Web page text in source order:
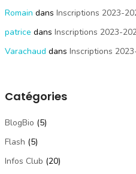
Romain dans Inscriptions 2023-
patrice dans Inscriptions 2023-
Varachaud dans Inscriptions
Catégories
BlogBio (5)
Flash (5)
Infos Club (20)